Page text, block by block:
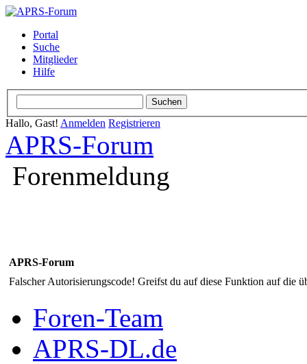
Portal
Suche
Mitglieder
Hilfe
Hallo, Gast! Anmelden Registrieren
APRS-Forum
Forenmeldung
APRS-Forum
Falscher Autorisierungscode! Greifst du auf diese Funktion auf die
Foren-Team
APRS-DL.de